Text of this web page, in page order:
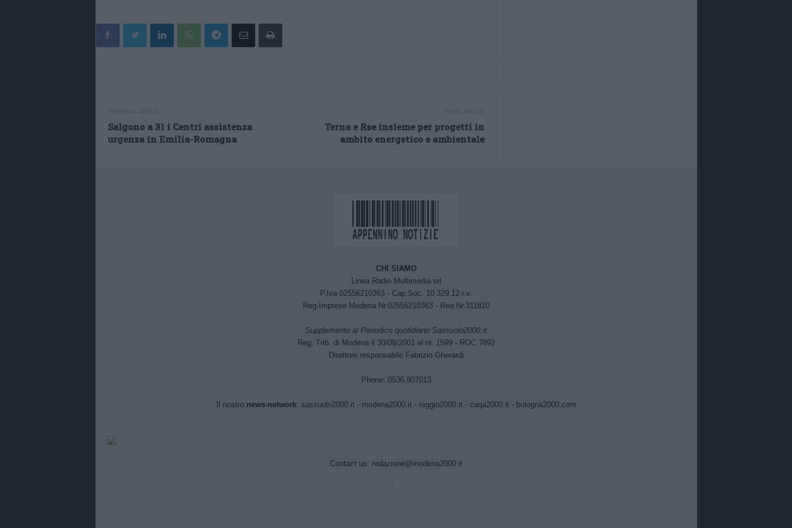
Salgono a 31 i Centri assistenza
urgenza in Emilia-Romagna
Terna e Rse insieme per progetti in
ambito energetico e ambientale
CHI SIAMO
Linea Radio Multimedia srl
P.Iva 02556210363 - Cap.Soc. 10.329,12 i.v.
Reg.Imprese Modena Nr.02556210363 - Rea Nr.311810
Supplemento al Periodico quotidiano Sassuolo2000.it
Reg. Trib. di Modena il 30/08/2001 al nr. 1599 - ROC 7892
Direttore responsabile Fabrizio Gherardi
Phone: 0536.807013
Il nostro news-network: sassuolo2000.it- modena2000.it - reggio2000.it- carpi2000.it- bologna2000.com
Contact us: redazione@modena2000.it